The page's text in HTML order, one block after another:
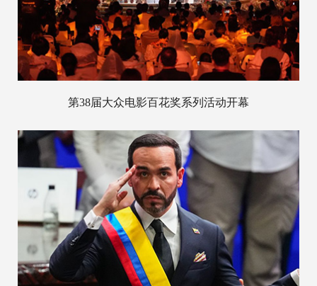
第38届大众电影百花奖系列活动开幕